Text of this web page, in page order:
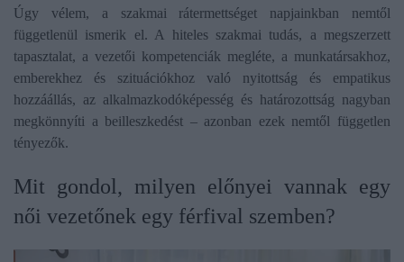
Úgy vélem, a szakmai rátermettséget napjainkban nemtől
függetlenül ismerik el. A hiteles szakmai tudás, a megszerzett
tapasztalat, a vezetői kompetenciák megléte, a munkatársakhoz,
emberekhez és szituációkhoz való nyitottság és empatikus
hozzáállás, az alkalmazkodóképesség és határozottság nagyban
megkönnyíti a beilleszkedést – azonban ezek nemtől független
tényezők.
Mit gondol, milyen előnyei vannak egy
női vezetőnek egy férfival szemben?